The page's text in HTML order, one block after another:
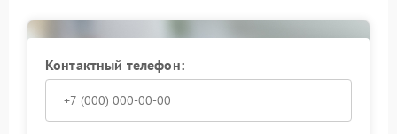
Контактный телефон: